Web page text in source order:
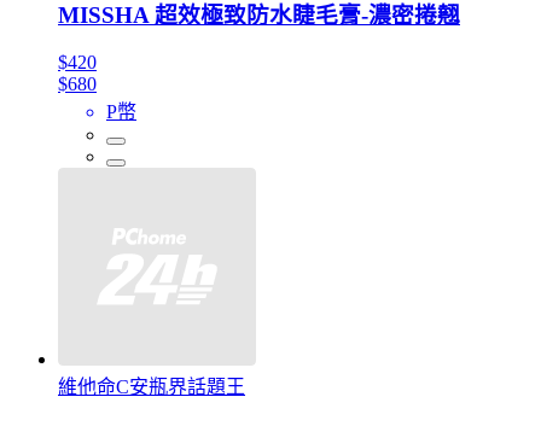
MISSHA 超效極致防水睫毛膏-濃密捲翹
$420
$680
P幣
維他命C安瓶界話題王